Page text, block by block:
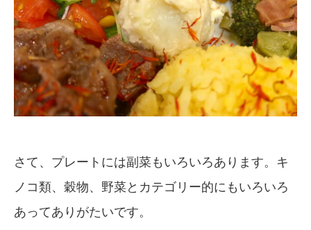
さて、プレートには副菜もいろいろあります。キ
ノコ類、穀物、野菜とカテゴリー的にもいろいろ
あってありがたいです。